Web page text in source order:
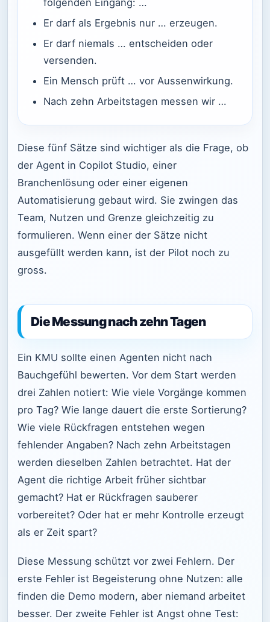
folgenden Eingang: …
Er darf als Ergebnis nur … erzeugen.
Er darf niemals … entscheiden oder
versenden.
Ein Mensch prüft … vor Aussenwirkung.
Nach zehn Arbeitstagen messen wir …
Diese fünf Sätze sind wichtiger als die Frage, ob
der Agent in Copilot Studio, einer
Branchenlösung oder einer eigenen
Automatisierung gebaut wird. Sie zwingen das
Team, Nutzen und Grenze gleichzeitig zu
formulieren. Wenn einer der Sätze nicht
ausgefüllt werden kann, ist der Pilot noch zu
gross.
Die Messung nach zehn Tagen
Ein KMU sollte einen Agenten nicht nach
Bauchgefühl bewerten. Vor dem Start werden
drei Zahlen notiert: Wie viele Vorgänge kommen
pro Tag? Wie lange dauert die erste Sortierung?
Wie viele Rückfragen entstehen wegen
fehlender Angaben? Nach zehn Arbeitstagen
werden dieselben Zahlen betrachtet. Hat der
Agent die richtige Arbeit früher sichtbar
gemacht? Hat er Rückfragen sauberer
vorbereitet? Oder hat er mehr Kontrolle erzeugt
als er Zeit spart?
Diese Messung schützt vor zwei Fehlern. Der
erste Fehler ist Begeisterung ohne Nutzen: alle
finden die Demo modern, aber niemand arbeitet
besser. Der zweite Fehler ist Angst ohne Test: